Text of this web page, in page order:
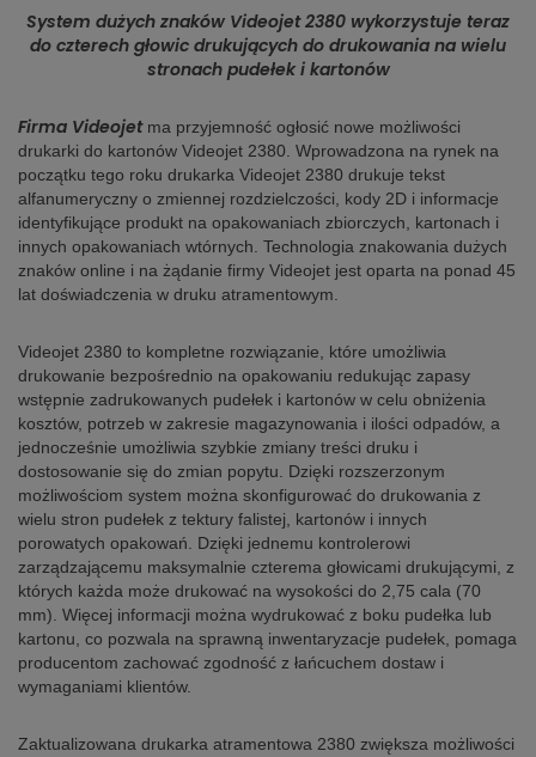
System dużych znaków Videojet 2380 wykorzystuje teraz
do czterech głowic drukujących do drukowania na wielu
stronach pudełek i kartonów
Firma Videojetma przyjemność ogłosić nowe możliwości
drukarki do kartonów Videojet 2380. Wprowadzona na rynek na
początku tego roku drukarka Videojet 2380 drukuje tekst
alfanumeryczny o zmiennej rozdzielczości, kody 2D i informacje
identyfikujące produkt na opakowaniach zbiorczych, kartonach i
innych opakowaniach wtórnych. Technologia znakowania dużych
znaków online i na żądanie firmy Videojet jest oparta na ponad 45
lat doświadczenia w druku atramentowym.
Videojet 2380 to kompletne rozwiązanie, które umożliwia
drukowanie bezpośrednio na opakowaniu redukując zapasy
wstępnie zadrukowanych pudełek i kartonów w celu obniżenia
kosztów, potrzeb w zakresie magazynowania i ilości odpadów, a
jednocześnie umożliwia szybkie zmiany treści druku i
dostosowanie się do zmian popytu. Dzięki rozszerzonym
możliwościom system można skonfigurować do drukowania z
wielu stron pudełek z tektury falistej, kartonów i innych
porowatych opakowań. Dzięki jednemu kontrolerowi
zarządzającemu maksymalnie czterema głowicami drukującymi, z
których każda może drukować na wysokości do 2,75 cala (70
mm). Więcej informacji można wydrukować z boku pudełka lub
kartonu, co pozwala na sprawną inwentaryzacje pudełek, pomaga
producentom zachować zgodność z łańcuchem dostaw i
wymaganiami klientów.
Zaktualizowana drukarka atramentowa 2380 zwiększa możliwości